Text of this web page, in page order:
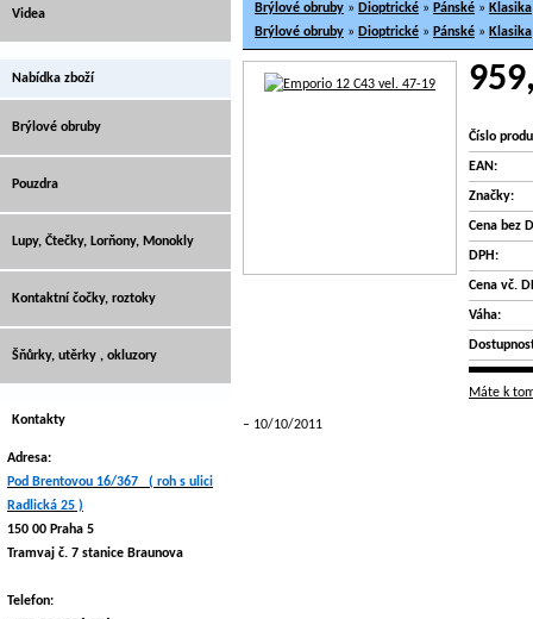
Brýlové obruby » Dioptrické » Pánské » Klasika
Brýlové obruby » Dioptrické » Pánské » Klasika
Číslo
EAN:
Značky:
Cena bez
DPH:
Cena vč.
Váha:
Máte k
10/10/2011
Videa
Nabídka zboží
Brýlové obruby
Pouzdra
Lupy, Čtečky, Lorňony, Monokly
Kontaktní čočky, roztoky
Šňůrky, utěrky , okluzory
Kontakty
Adresa:
Pod Brentovou 16/367 ( roh s ulici
Radlická 25 )
150 00 Praha 5
Tramvaj č. 7 stanice Braunova
Telefon: